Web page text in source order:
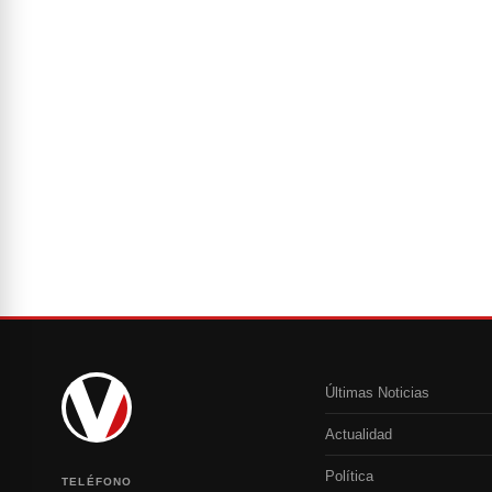
TELÉFONO
Últimas Noticias
Actualidad
Política